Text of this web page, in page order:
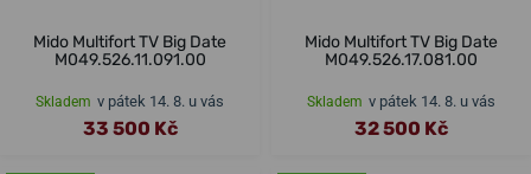
Mido Multifort TV Big Date
M049.526.11.091.00
Skladem v pátek 14. 8. u vás
33 500 Kč
Mido Multifort TV Big Date
M049.526.17.081.00
Skladem v pátek 14. 8. u vás
32 500 Kč